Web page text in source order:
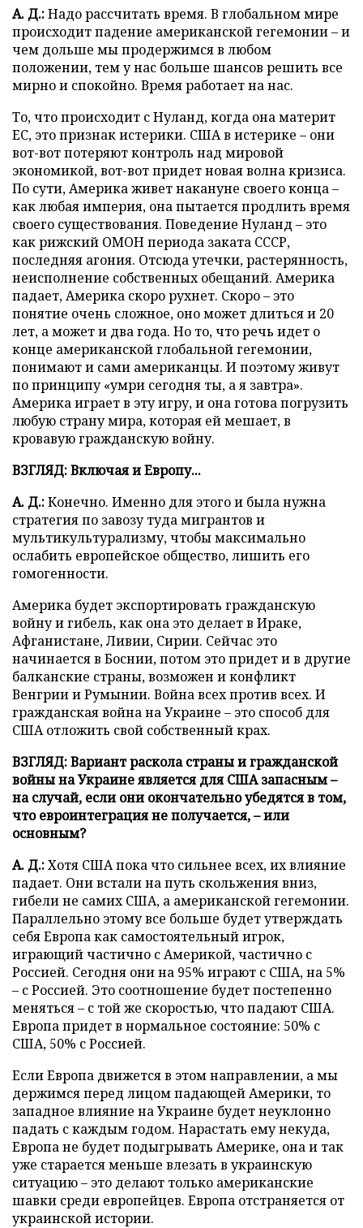
А. Д.:Надо рассчитать время. В глобальном мире
происходит падение американской гегемонии – и
чем дольше мы продержимся в любом
положении, тем у нас больше шансов решить все
мирно и спокойно. Время работает на нас.
То, что происходит с Нуланд, когда она материт
ЕС, это признак истерики. США в истерике – они
вот-вот потеряют контроль над мировой
экономикой, вот-вот придет новая волна кризиса.
По сути, Америка живет накануне своего конца –
как любая империя, она пытается продлить время
своего существования. Поведение Нуланд – это
как рижский ОМОН периода заката СССР,
последняя агония. Отсюда утечки, растерянность,
неисполнение собственных обещаний. Америка
падает, Америка скоро рухнет. Скоро – это
понятие очень сложное, оно может длиться и 20
лет, а может и два года. Но то, что речь идет о
конце американской глобальной гегемонии,
понимают и сами американцы. И поэтому живут
по принципу «умри сегодня ты, а я завтра».
Америка играет в эту игру, и она готова погрузить
любую страну мира, которая ей мешает, в
кровавую гражданскую войну.
ВЗГЛЯД: Включая и Европу...
А. Д.:Конечно. Именно для этого и была нужна
стратегия по завозу туда мигрантов и
мультикультурализму, чтобы максимально
ослабить европейское общество, лишить его
гомогенности.
Америка будет экспортировать гражданскую
войну и гибель, как она это делает в Ираке,
Афганистане, Ливии, Сирии. Сейчас это
начинается в Боснии, потом это придет и в другие
балканские страны, возможен и конфликт
Венгрии и Румынии. Война всех против всех. И
гражданская война на Украине – это способ для
США отложить свой собственный крах.
ВЗГЛЯД: Вариант раскола страны и гражданской
войны на Украине является для США запасным –
на случай, если они окончательно убедятся в том,
что евроинтеграция не получается, – или
основным?
А. Д.:Хотя США пока что сильнее всех, их влияние
падает. Они встали на путь скольжения вниз,
гибели не самих США, а американской гегемонии.
Параллельно этому все больше будет утверждать
себя Европа как самостоятельный игрок,
играющий частично с Америкой, частично с
Россией. Сегодня они на 95% играют с США, на 5%
– с Россией. Это соотношение будет постепенно
меняться – с той же скоростью, что падают США.
Европа придет в нормальное состояние: 50% с
США, 50% с Россией.
Если Европа движется в этом направлении, а мы
держимся перед лицом падающей Америки, то
западное влияние на Украине будет неуклонно
падать с каждым годом. Нарастать ему некуда,
Европа не будет подыгрывать Америке, она и так
уже старается меньше влезать в украинскую
ситуацию – это делают только американские
шавки среди европейцев. Европа отстраняется от
украинской истории.